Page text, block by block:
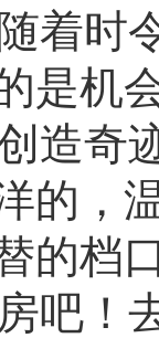
着时
是机
造奇
的，
的档
吧！